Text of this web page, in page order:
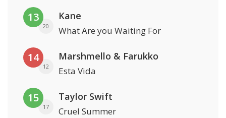
13
20
Kane
What Are you Waiting For
14
12
Marshmello & Farukko
Esta Vida
15
17
Taylor Swift
Cruel Summer